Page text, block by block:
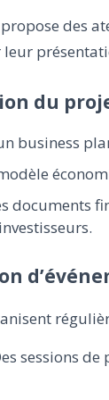
des
du
business
documents
sessions